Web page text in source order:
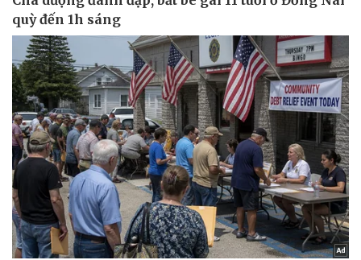
Thể thao
Bóng đá
Lịch thi đấu bóng đá
Thế giới thể thao
eSports
Hậu trường
Ô tô - Xe máy
Ô tô
Xe máy
Tư vấn